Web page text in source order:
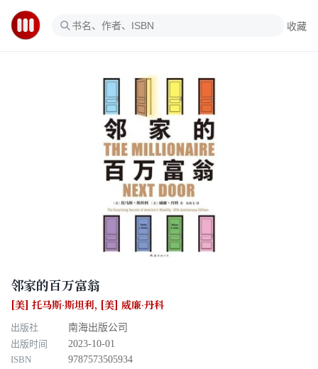
收藏
邻家的百万富翁
[美] 托马斯·斯坦利 , [美] 威廉·丹科
出版社
南海出版公司
出版时间
2023-10-01
ISBN
9787573505934